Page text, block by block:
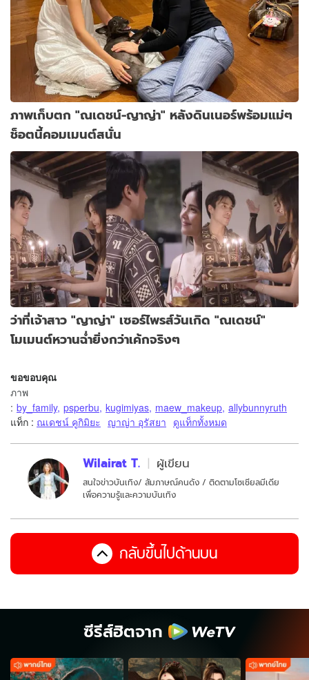
ภาพเก็บตก "ณเดชน์-ญาญ่า" หลังดินเนอร์พร้อมแม่ๆ
ช็อตนี้คอมเมนต์สนั่น
ว่าที่เจ้าสาว "ญาญ่า" เซอร์ไพรส์วันเกิด "ณเดชน์"
โมเมนต์หวานฉ่ำยิ่งกว่าเค้กจริงๆ
ขอขอบคุณ
ภาพ
: by_family, psperbu, kugimiyas, maew_makeup, allybunnyruth
แท็ก : ณเดชน์ คูกิมิยะ ญาญ่า อุรัสยา ดูแท็กทั้งหมด
Wilairat T. ผู้เขียน
สนใจข่าวบันเทิง/ สัมภาษณ์คนดัง / ติดตามโซเชียลมีเดีย
เพื่อความรู้และความบันเทิง
กลับขึ้นไปด้านบน
ซีรีส์ฮิตจาก